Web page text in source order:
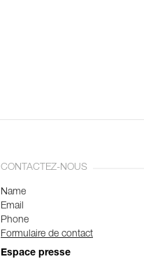
CONTACTEZ-NOUS
Name
Email
Phone
Formulaire de contact
Espace presse